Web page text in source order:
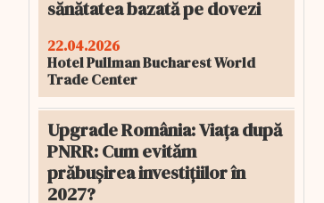
sănătatea bazată pe dovezi
22.04.2026
Hotel Pullman Bucharest World
Trade Center
Upgrade România: Viața după
PNRR: Cum evităm
prăbușirea investițiilor în
2027?